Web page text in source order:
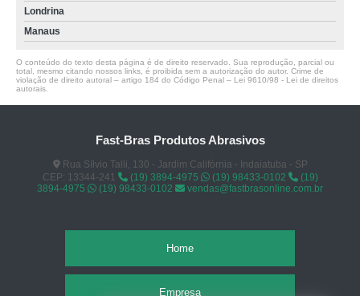
Londrina
Manaus
O conteúdo do texto desta página é de direito reservado. Sua reprodução, parcial ou
total, mesmo citando nossos links, é proibida sem a autorização do autor. Crime de
violação de direito autoral – artigo 184 do Código Penal – Lei 9610/98 - Lei de direitos
autorais
Fast-Bras Produtos Abrasivos
Rua Sílvio Talli, 130 - Jardim Califórnia - Indaiatuba - SP
CEP: 13344-241
(19) 3894-4975 (19) 98433-0102
(19)
3894-4975
(19) 98433-0102 vendas@fastbrasonline.com.br
Home
Empresa